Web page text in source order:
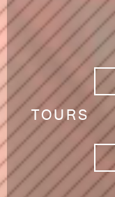
TOURS